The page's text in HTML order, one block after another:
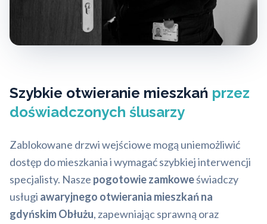
Szybkie otwieranie mieszkań przez
doświadczonych ślusarzy
Zablokowane drzwi wejściowe mogą uniemożliwić
dostęp do mieszkania i wymagać szybkiej interwencji
specjalisty. Nasze pogotowie zamkoweświadczy
usługi awaryjnego otwierania mieszkań na
gdyńskim Obłużu, zapewniając sprawną oraz